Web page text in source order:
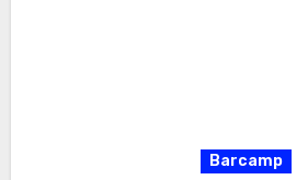
Barcamp